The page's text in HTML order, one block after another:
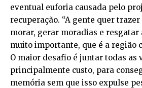
eventual euforia causada pelo
recuperação. “A gente quer trazer
morar, gerar moradias e resgatar
muito importante, que é a região
O maior desafio é juntar todas as
principalmente custo, para
memória sem que isso expulse